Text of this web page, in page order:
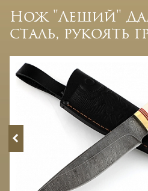
Нож "Леший"
сталь, рукоять